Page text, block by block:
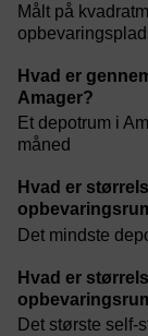
Målt på
Hvad er
Amager?
Et depotrum i
måned
Hvad er
Det mindste
Hvad er
Det største self-